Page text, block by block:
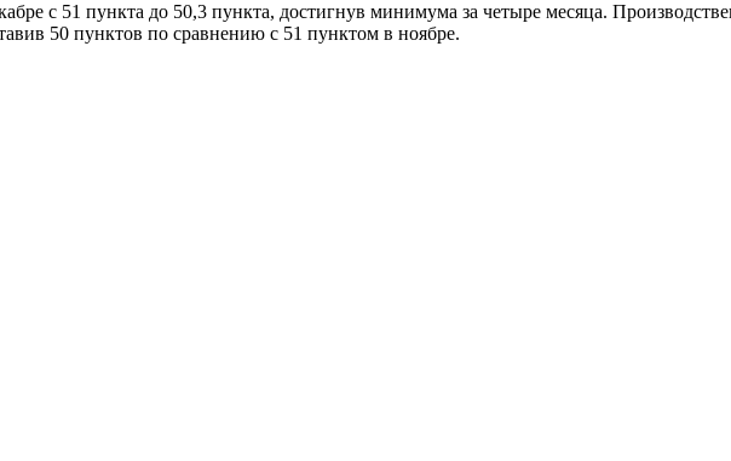
с 51 пункта до 50,3 пункта, достигнув минимума за четыре месяца.
50 пунктов по сравнению с 51 пунктом в ноябре.